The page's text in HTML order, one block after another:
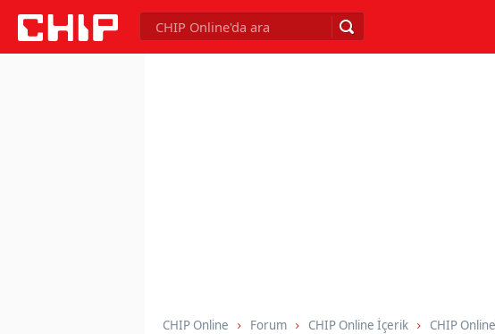
CHIP Online Forum CHIP Online İçerik CHIP